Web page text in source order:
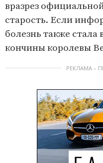
вразрез
старость. Если
болезнь также
кончины королевы
РЕКЛАМА –